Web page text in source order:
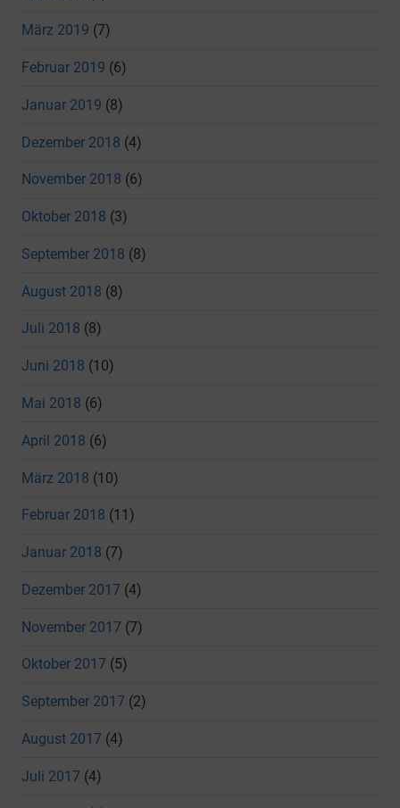
März 2019 (7)
Februar 2019 (6)
Januar 2019 (8)
Dezember 2018 (4)
November 2018 (6)
Oktober 2018 (3)
September 2018 (8)
August 2018 (8)
Juli 2018 (8)
Juni 2018 (10)
Mai 2018 (6)
April 2018 (6)
März 2018 (10)
Februar 2018 (11)
Januar 2018 (7)
Dezember 2017 (4)
November 2017 (7)
Oktober 2017 (5)
September 2017 (2)
August 2017 (4)
Juli 2017 (4)